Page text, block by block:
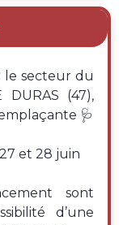
le secteur du
DURAS (47),
🩺
et 28 juin
sont
d’une